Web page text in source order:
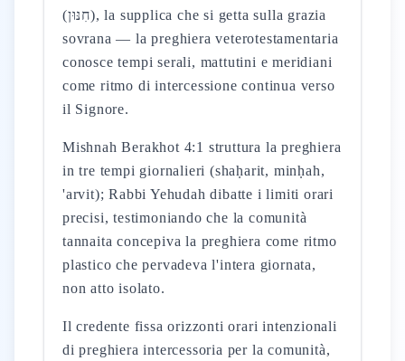
(חִנּוּן), la supplica che si getta sulla grazia
sovrana — la preghiera veterotestamentaria
conosce tempi serali, mattutini e meridiani
come ritmo di intercessione continua verso
il Signore.
Mishnah Berakhot 4:1 struttura la preghiera
in tre tempi giornalieri (shaḥarit, minḥah,
'arvit); Rabbi Yehudah dibatte i limiti orari
precisi, testimoniando che la comunità
tannaita concepiva la preghiera come ritmo
plastico che pervadeva l'intera giornata,
non atto isolato.
Il credente fissa orizzonti orari intenzionali
di preghiera intercessoria per la comunità,